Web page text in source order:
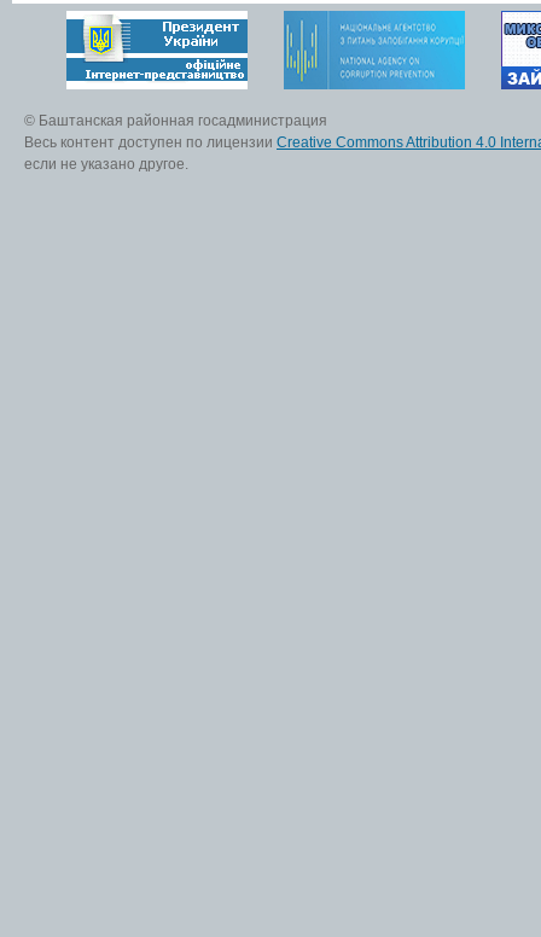
© Баштанская районная госадминистрация
Весь контент доступен по лицензии Creative Commons Attribution 4.0
если не указано другое.